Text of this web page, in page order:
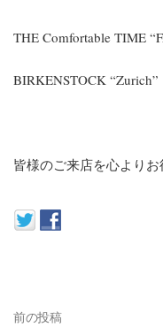
THE Comfortable TIME
BIRKENSTOCK
皆様のご来店を心よりお
前の投稿